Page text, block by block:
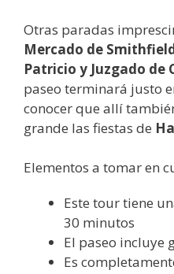
Otras paradas
Mercado de
Patricio y Juzgado de
paseo terminará justo
conocer que allí
grande las fiestas de
Elementos a tomar en
Este tour tiene
30 minutos
El paseo incluye
Es